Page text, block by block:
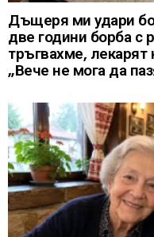
Дъщеря ми удари
две години борба с
тръгвахме, лекарят
„Вече не мога да